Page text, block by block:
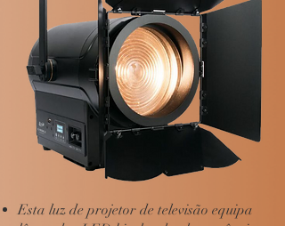
Esta luz de projetor de televisão equipa